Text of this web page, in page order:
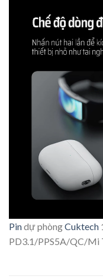
Pindự phòngCuktech
PD3.1/PPS5A/QC/Mi